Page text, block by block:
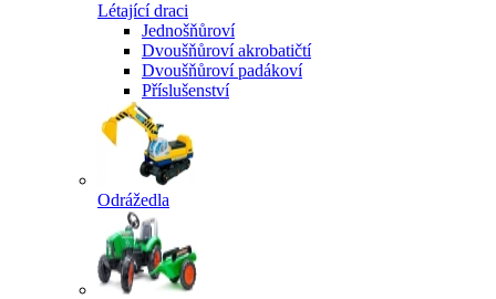
Létající draci
Jednošňůroví
Dvoušňůroví akrobatičtí
Dvoušňůroví padákoví
Příslušenství
Odrážedla